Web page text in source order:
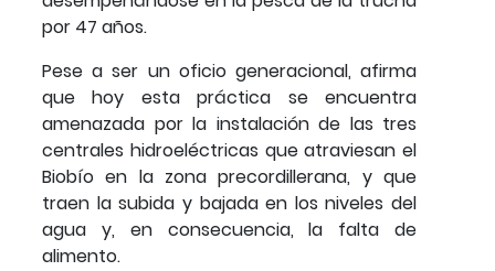
por 47 años.
Pese a ser un oficio generacional, afirma
que hoy esta práctica se encuentra
amenazada por la instalación de las tres
centrales hidroeléctricas que atraviesan el
Biobío en la zona precordillerana, y que
traen la subida y bajada en los niveles del
agua y, en consecuencia, la falta de
alimento.